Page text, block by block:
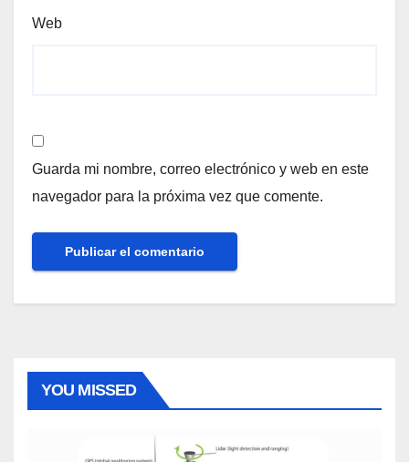
Web
Guarda mi nombre, correo electrónico y web en este
navegador para la próxima vez que comente.
YOU MISSED